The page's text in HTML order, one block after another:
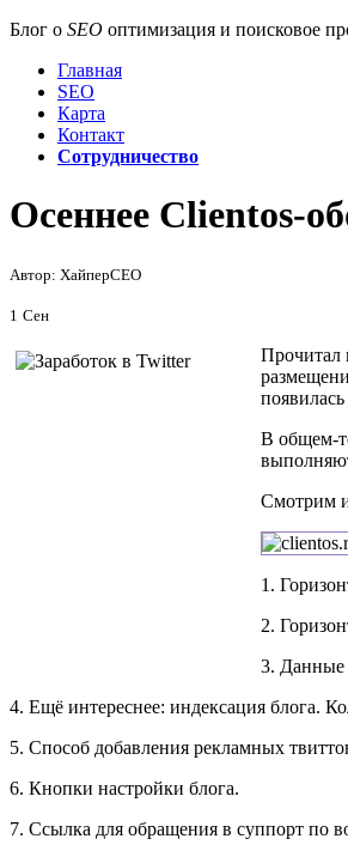
Блог о SEO оптимизация и поисковое
Главная
SEO
Карта
Контакт
Сотрудничество
Осеннее Clientos-
Автор: ХайперСЕО
1 Сен
Прочитал
В общем-
Смотрим
1.
2.
3. Данные
4. Ещё интереснее: индексация блога.
5. Способ добавления рекламных
6. Кнопки настройки блога.
7. Ссылка для обращения в суппорт по